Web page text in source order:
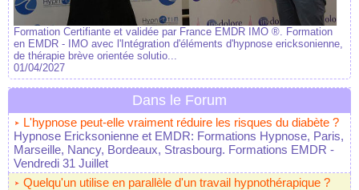
Formation Certifiante et validée par France EMDR IMO ®. Formation
en EMDR - IMO avec l'Intégration d'éléments d'hypnose ericksonienne,
de thérapie brève orientée solutio...
01/04/2027
Dans le Forum
L'hypnose peut-elle vraiment réduire les risques du diabète ?
Hypnose Ericksonienne et EMDR: Formations Hypnose, Paris,
Marseille, Nancy, Bordeaux, Strasbourg. Formations EMDR -
Vendredi 31 Juillet
Quelqu'un utilise en parallèle d'un travail hypnothérapique ?